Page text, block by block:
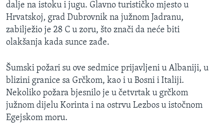
dalje na istoku i jugu. Glavno turističko mjesto u
Hrvatskoj, grad Dubrovnik na južnom Jadranu,
zabilježio je 28 C u zoru, što znači da neće biti
olakšanja kada sunce zađe.
Šumski požari su ove sedmice prijavljeni u Albaniji, u
blizini granice sa Grčkom, kao i u Bosni i Italiji.
Nekoliko požara bjesnilo je u četvrtak u grčkom
južnom dijelu Korinta i na ostrvu Lezbos u istočnom
Egejskom moru.